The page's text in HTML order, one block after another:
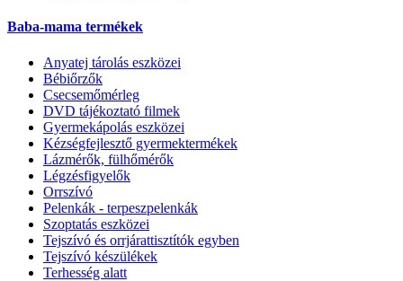
Baba-mama termékek
Anyatej tárolás eszközei
Bébiőrzők
Csecsemőmérleg
DVD tájékoztató filmek
Gyermekápolás eszközei
Kézségfejlesztő gyermektermékek
Lázmérők, fülhőmérők
Légzésfigyelők
Orrszívó
Pelenkák - terpeszpelenkák
Szoptatás eszközei
Tejszívó és orrjárattisztítók egyben
Tejszívó készülékek
Terhesség alatt